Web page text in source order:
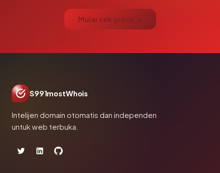
Mulai cek gratis →
S991mostWhois
Intelijen domain otomatis dan independen
untuk web terbuka.